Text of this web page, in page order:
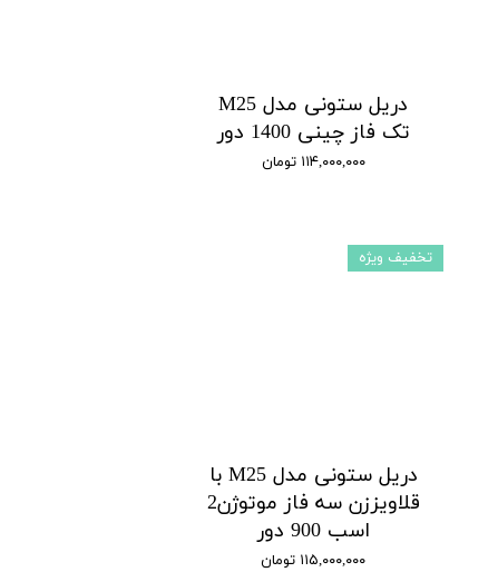
دریل ستونی مدل M25
تک فاز چینی 1400 دور
۱۱۴,۰۰۰,۰۰۰ تومان
دریل ستونی مدل M25 با
قلاویززن سه فاز موتوژن2
اسب 900 دور
۱۱۵,۰۰۰,۰۰۰ تومان
تخفیف ویژه